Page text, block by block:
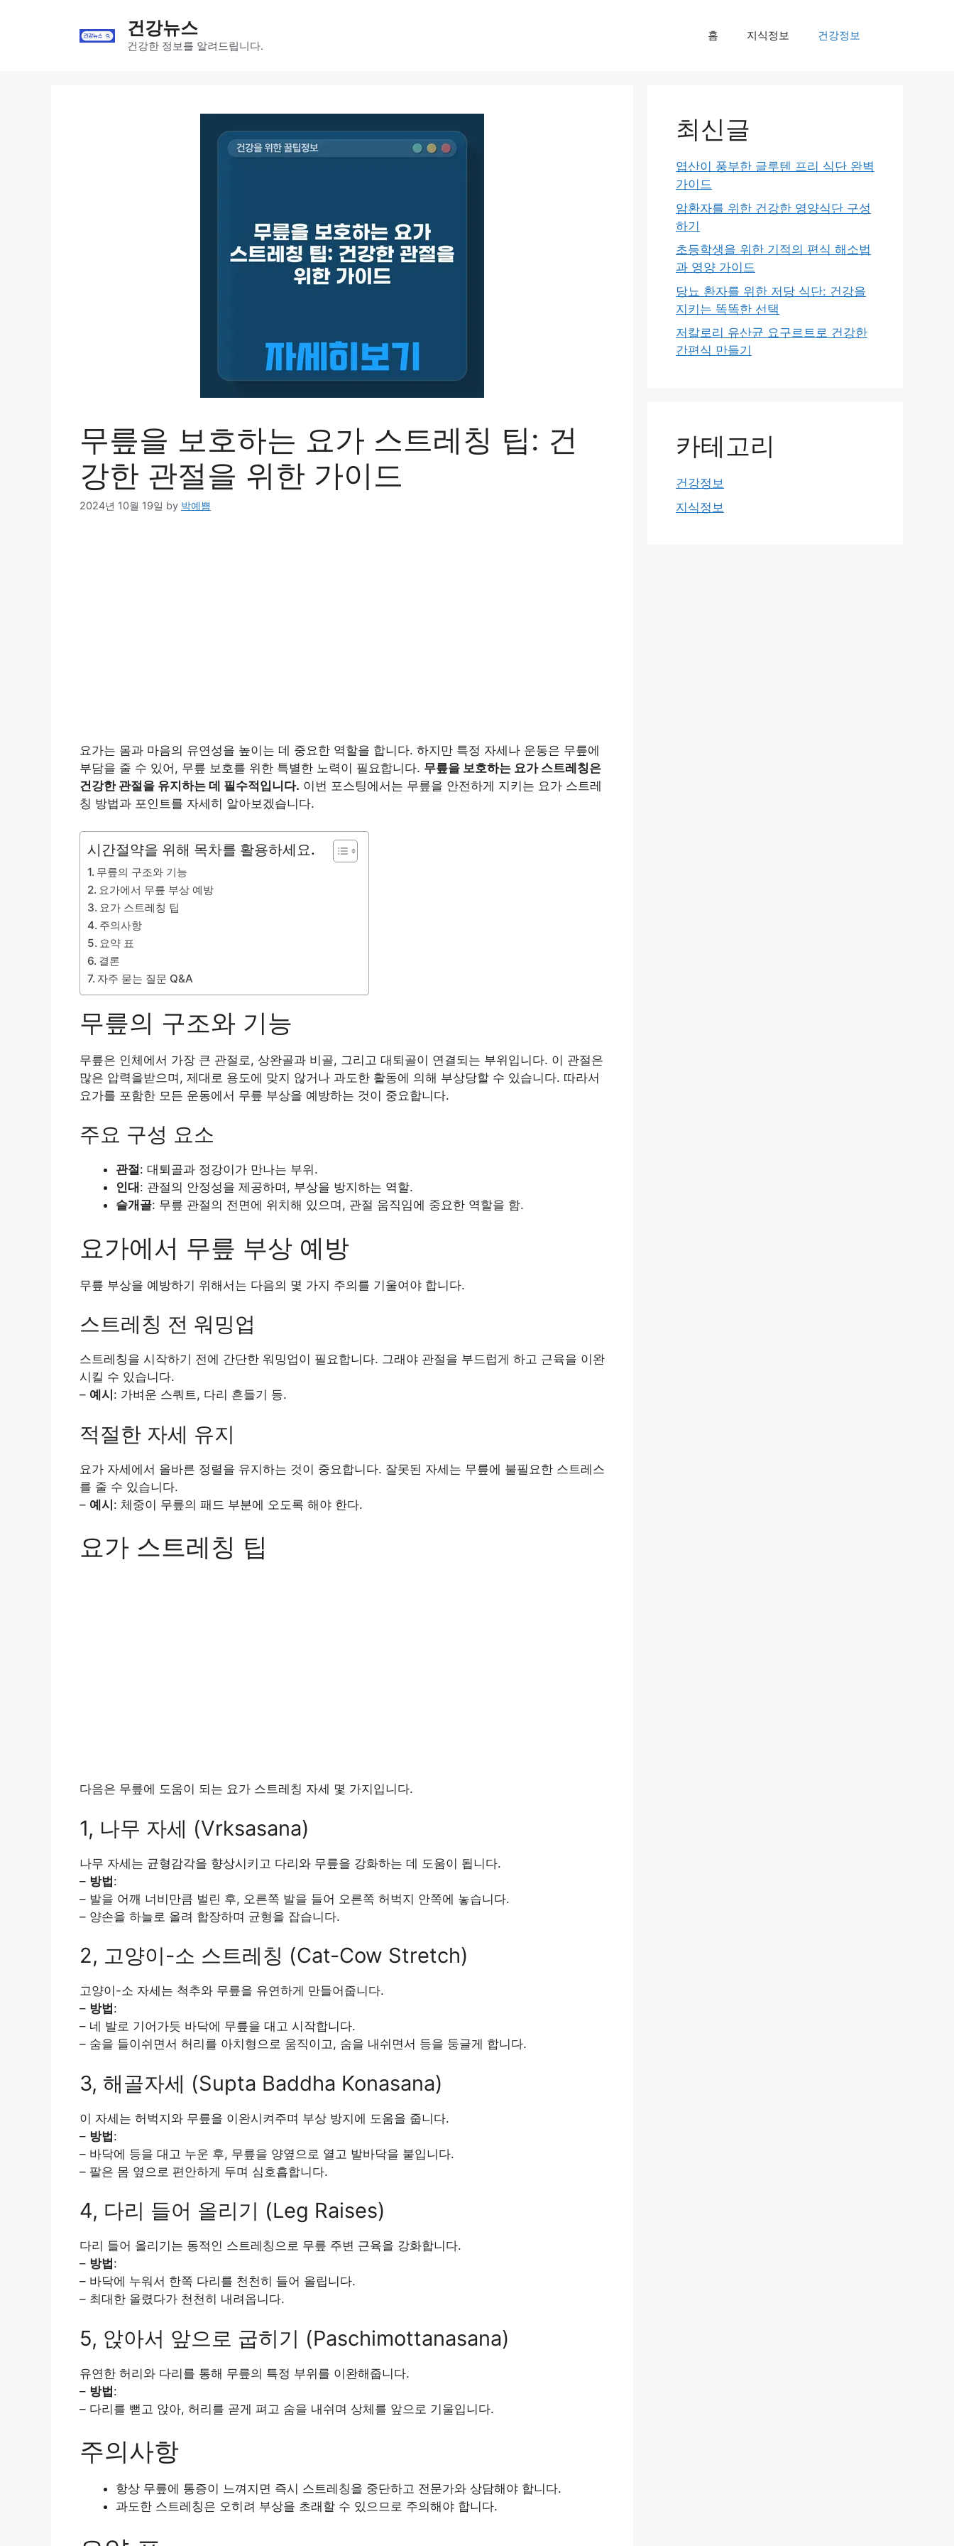
건강뉴스
건강한 정보를 알려드립니다.
홈 지식정보 건강정보
무릎을 보호하는 요가 스트레칭 팁: 건
강한 관절을 위한 가이드
2024년 10월 19일 by 박예쁨
요가는 몸과 마음의 유연성을 높이는 데 중요한 역할을 합니다. 하지만 특정 자세나 운동은 무릎에
부담을 줄 수 있어, 무릎 보호를 위한 특별한 노력이 필요합니다. 무릎을 보호하는 요가 스트레칭은
건강한 관절을 유지하는 데 필수적입니다. 이번 포스팅에서는 무릎을 안전하게 지키는 요가 스트레
칭 방법과 포인트를 자세히 알아보겠습니다.
시간절약을 위해 목차를 활용하세요.
무릎의 구조와 기능
요가에서 무릎 부상 예방
요가 스트레칭 팁
주의사항
요약 표
결론
자주 묻는 질문 Q&A
무릎의 구조와 기능
무릎은 인체에서 가장 큰 관절로, 상완골과 비골, 그리고 대퇴골이 연결되는 부위입니다. 이 관절은
많은 압력을받으며, 제대로 용도에 맞지 않거나 과도한 활동에 의해 부상당할 수 있습니다. 따라서
요가를 포함한 모든 운동에서 무릎 부상을 예방하는 것이 중요합니다.
주요 구성 요소
관절: 대퇴골과 정강이가 만나는 부위.
인대 : 관절의 안정성을 제공하며, 부상을 방지하는 역할.
슬개골: 무릎 관절의 전면에 위치해 있으며, 관절 움직임에 중요한 역할을 함.
요가에서 무릎 부상 예방
무릎 부상을 예방하기 위해서는 다음의 몇 가지 주의를 기울여야 합니다.
스트레칭 전 워밍업
스트레칭을 시작하기 전에 간단한 워밍업이 필요합니다. 그래야 관절을 부드럽게 하고 근육을 이완
시킬 수 있습니다.
– 예시 : 가벼운 스쿼트, 다리 흔들기 등.
적절한 자세 유지
요가 자세에서 올바른 정렬을 유지하는 것이 중요합니다. 잘못된 자세는 무릎에 불필요한 스트레스
를 줄 수 있습니다.
– 예시: 체중이 무릎의 패드 부분에 오도록 해야 한다.
요가 스트레칭 팁
다음은 무릎에 도움이 되는 요가 스트레칭 자세 몇 가지입니다.
1, 나무 자세 (Vrksasana)
나무 자세는 균형감각을 향상시키고 다리와 무릎을 강화하는 데 도움이 됩니다.
– 방법:
– 발을 어깨 너비만큼 벌린 후, 오른쪽 발을 들어 오른쪽 허벅지 안쪽에 놓습니다.
– 양손을 하늘로 올려 합장하며 균형을 잡습니다.
2, 고양이-소 스트레칭 (Cat-Cow Stretch)
고양이-소 자세는 척추와 무릎을 유연하게 만들어줍니다.
– 방법 :
– 네 발로 기어가듯 바닥에 무릎을 대고 시작합니다.
– 숨을 들이쉬면서 허리를 아치형으로 움직이고, 숨을 내쉬면서 등을 둥글게 합니다.
3, 해골자세 (Supta Baddha Konasana)
이 자세는 허벅지와 무릎을 이완시켜주며 부상 방지에 도움을 줍니다.
– 방법:
– 바닥에 등을 대고 누운 후, 무릎을 양옆으로 열고 발바닥을 붙입니다.
– 팔은 몸 옆으로 편안하게 두며 심호흡합니다.
4, 다리 들어 올리기 (Leg Raises)
다리 들어 올리기는 동적인 스트레칭으로 무릎 주변 근육을 강화합니다.
– 방법 :
– 바닥에 누워서 한쪽 다리를 천천히 들어 올립니다.
– 최대한 올렸다가 천천히 내려옵니다.
5, 앉아서 앞으로 굽히기 (Paschimottanasana)
유연한 허리와 다리를 통해 무릎의 특정 부위를 이완해줍니다.
– 방법:
– 다리를 뻗고 앉아, 허리를 곧게 펴고 숨을 내쉬며 상체를 앞으로 기울입니다.
주의사항
항상 무릎에 통증이 느껴지면 즉시 스트레칭을 중단하고 전문가와 상담해야 합니다.
과도한 스트레칭은 오히려 부상을 초래할 수 있으므로 주의해야 합니다.
최신글
엽산이 풍부한 글루텐 프리 식단 완벽
가이드
암환자를 위한 건강한 영양식단 구성
하기
초등학생을 위한 기적의 편식 해소법
과 영양 가이드
당뇨 환자를 위한 저당 식단: 건강을
지키는 똑똑한 선택
저칼로리 유산균 요구르트로 건강한
간편식 만들기
카테고리
건강정보
지식정보